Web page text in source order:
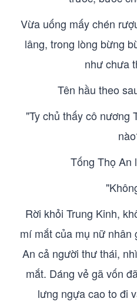
Vừa uống mấy chén
lâng, trong lòng bừng
như chưa
Tên hầu theo
"Ty chủ thấy cô nương
Tống Thọ An
Rời khỏi Trung Kinh,
mí mắt của mụ nữ nhân
An cả người thư thái,
mắt. Dáng vẻ gã vốn
lưng ngựa cao to đi